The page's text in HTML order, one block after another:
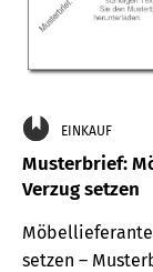
EINKAUF
Musterbrief:
Verzug setzen
setzen –